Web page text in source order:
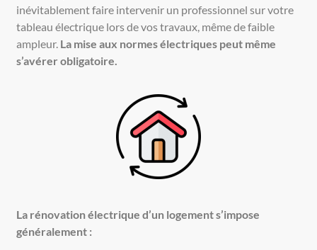
inévitablement faire intervenir un professionnel sur votre
tableau électrique lors de vos travaux, même de faible
ampleur. La mise aux normes électriques peut même
s’avérer obligatoire.
La rénovation électrique d’un logement s’impose
généralement :